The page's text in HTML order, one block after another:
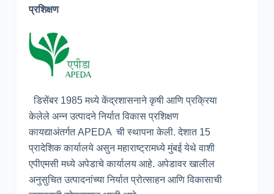
प्रशिक्षण
डिसेंबर 1985 मध्ये केंद्रशासनाने कृषी आणि प्रक्रिया
केलेले अन्न उत्पादने निर्यात विकास प्रशिक्षण
कायद्याअंतर्गत APEDA ची स्थापना केली. देशात 15
प्रादेशिक कार्यालये असुन महाराष्ट्रामध्ये मुंबई येथे वाशी
एपीएमसी मध्ये अपेडाचे कार्यालय आहे. अपेडावर खालील
अनुसुचित उत्पादनांच्या निर्यात प्रोत्साहन आणि विकासाची